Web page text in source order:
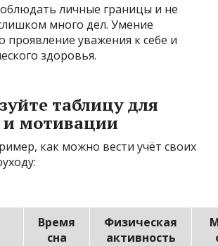
личные границы и не
много дел. Умение
проявление уважения к себе и
здоровья.
таблицу для
и мотивации
как можно вести учёт своих
Время
сна
Физическая
активность